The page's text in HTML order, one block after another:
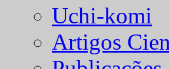
Uchi-komi
Artigos